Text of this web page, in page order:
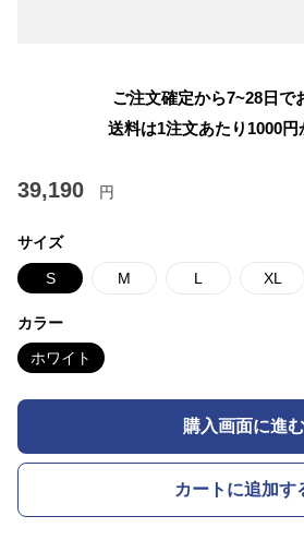
ご注文確定から7~28日で
送料は1注文あたり 1000
39,190 円
サイズ
S M L XL
カラー
ホワイト
購入画面に進む
カートに追加す